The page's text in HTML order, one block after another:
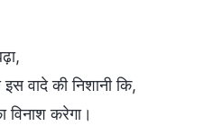
वादे की निशानी कि,
विनाश करेगा।